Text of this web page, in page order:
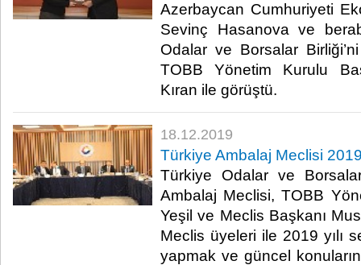
Azerbaycan Cumhuriyeti
Sevinç Hasanova ve
Odalar ve Borsalar
TOBB Yönetim Kurulu
Kıran ile görüştü. ​
18.12.2019
Türkiye Ambalaj Meclisi
Türkiye Odalar ve
Ambalaj Meclisi, TOBB
Yeşil ve Meclis Başkanı
Meclis üyeleri ile 2019 yılı
yapmak ve güncel